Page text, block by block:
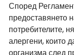
Според
предоставянето
потребителите,
алергени, които